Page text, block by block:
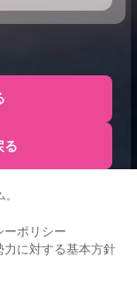
る
ーポリシー
力に対する基本方針